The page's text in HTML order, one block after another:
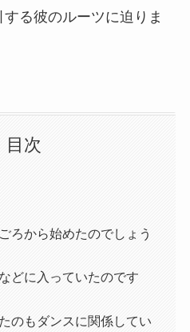
る彼のルーツに迫りま
目次
ろから始めたのでしょう
どに入っていたのです
のもダンスに関係してい